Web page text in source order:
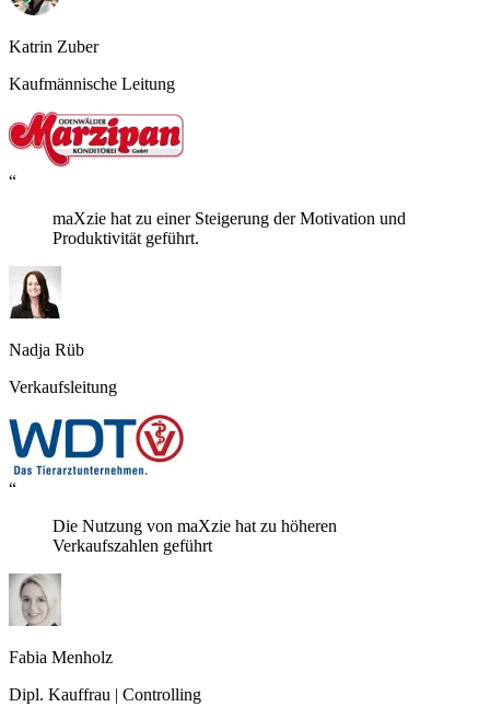
Katrin Zuber
Kaufmännische Leitung
“
maXzie hat zu einer Steigerung der Motivation und
Produktivität geführt.
Nadja Rüb
Verkaufsleitung
“
Die Nutzung von maXzie hat zu höheren
Verkaufszahlen geführt
Fabia Menholz
Dipl. Kauffrau | Controlling